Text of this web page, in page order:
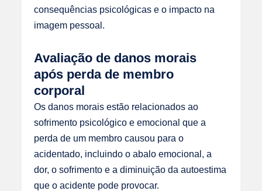
consequências psicológicas e o impacto na
imagem pessoal.
Avaliação de danos morais
após perda de membro
corporal
Os danos morais estão relacionados ao
sofrimento psicológico e emocional que a
perda de um membro causou para o
acidentado, incluindo o abalo emocional, a
dor, o sofrimento e a diminuição da autoestima
que o acidente pode provocar.